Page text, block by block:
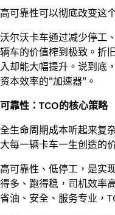
高可靠性可以彻底改变这
沃尔沃卡车通过减少停工
辆车的价值榨到极致。折
入却能大幅提升。说到底
资本效率的“加速器”。
可靠性：TCO的核心策略
全生命周期成本听起来复
大每一辆卡车一生创造的
高可靠性、低停工，是实
得多、跑得稳，司机效率
省油、安全、服务专业，